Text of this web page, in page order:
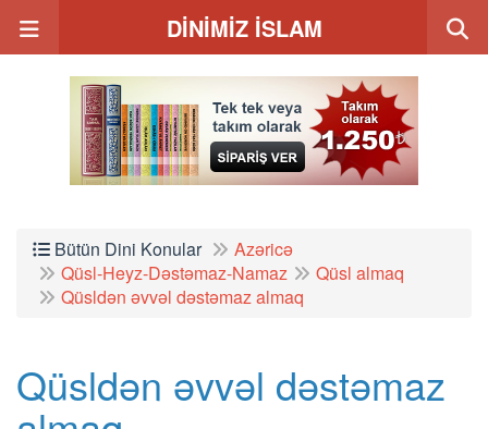
DİNİMİZ İSLAM
Bütün Dini Konular
Azəricə
Qüsl-Heyz-Dəstəmaz-Namaz
Qüsl almaq
Qüsldən əvvəl dəstəmaz almaq
Qüsldən əvvəl dəstəmaz